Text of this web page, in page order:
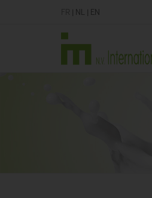
| NL | EN